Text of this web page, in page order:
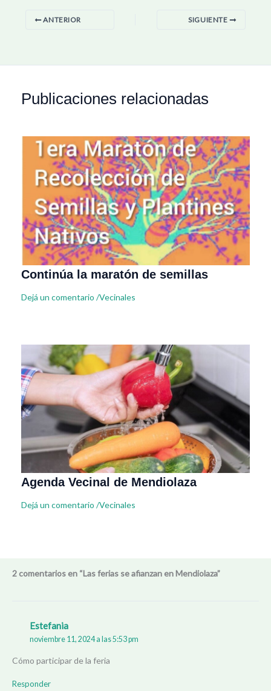
ANTERIOR SIGUIENTE
Publicaciones relacionadas
Continúa la maratón de semillas
Dejá un comentario /Vecinales
Agenda Vecinal de Mendiolaza
Dejá un comentario /Vecinales
2 comentarios en “Las ferias se afianzan en Mendiolaza”
Estefania
noviembre 11, 2024 a las 5:53 pm
Cómo participar de la feria
Responder